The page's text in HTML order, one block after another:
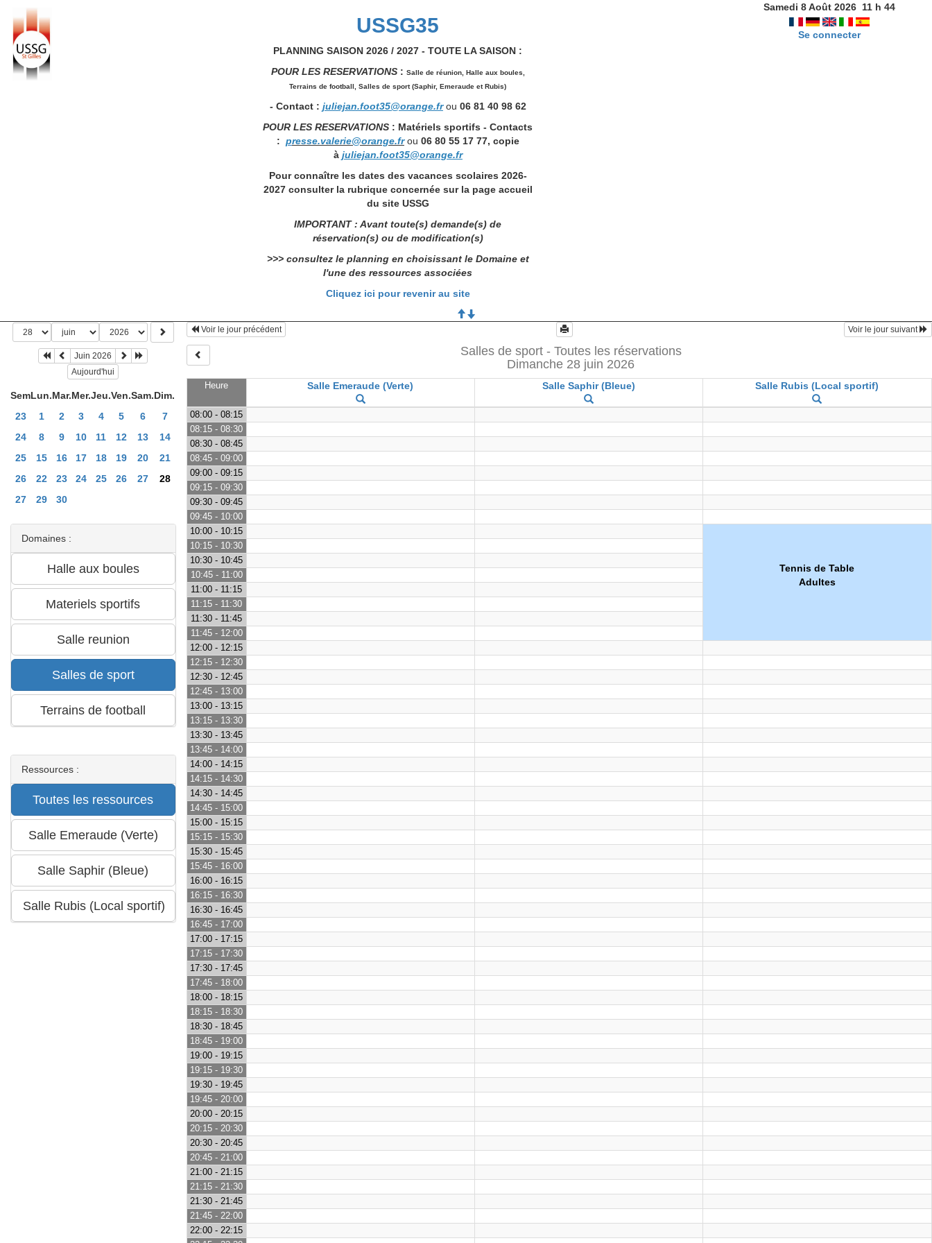
USSG35
PLANNING SAISON 2026 / 2027 - TOUTE LA SAISON :
POUR LES RESERVATIONS: Salle de réunion, Halle aux boules,
Terrains de football, Salles de sport (Saphir, Emeraude et Rubis)
- Contact : juliejan.foot35@orange.frou 06 81 40 98 62
POUR LES RESERVATIONS : Matériels sportifs - Contacts
: presse.valerie@orange.frou 06 80 55 17 77, copie
à juliejan.foot35@orange.fr
Pour connaître les dates des vacances scolaires 2026-
2027 consulter la rubrique concernée sur la page accueil
du site USSG
IMPORTANT : Avant toute(s) demande(s) de
réservation(s) ou de modification(s)
>>> consultez le planning en choisissant le Domaine et
l'une des ressources associées
Cliquez ici pour revenir au site
Samedi 8 Août 2026 11 h44
Se connecter
Juin 2026
Aujourd'hui
SemLun.Mar.Mer.Jeu.Ven.Sam.Dim.
23
1 2 3 4 5 6
7
24
8 9 10 11 12 13
14
25
15 16 17 18 19 20
21
26
22 23 24 25 26 27
28
27
29 30
Domaines :
Ressources :
Voir le jour précédent Voir le jour suivant
Salles de sport - Toutes les réservations
Dimanche 28 juin 2026
Heure Salle Emeraude (Verte) Salle Saphir (Bleue) Salle Rubis (Local sportif)
08:00 - 08:15
08:15 - 08:30
08:30 - 08:45
08:45 - 09:00
09:00 - 09:15
09:15 - 09:30
09:30 - 09:45
09:45 - 10:00
10:00 - 10:15
Tennis de Table
Adultes
10:15 - 10:30
10:30 - 10:45
10:45 - 11:00
11:00 - 11:15
11:15 - 11:30
11:30 - 11:45
11:45 - 12:00
12:00 - 12:15
12:15 - 12:30
12:30 - 12:45
12:45 - 13:00
13:00 - 13:15
13:15 - 13:30
13:30 - 13:45
13:45 - 14:00
14:00 - 14:15
14:15 - 14:30
14:30 - 14:45
14:45 - 15:00
15:00 - 15:15
15:15 - 15:30
15:30 - 15:45
15:45 - 16:00
16:00 - 16:15
16:15 - 16:30
16:30 - 16:45
16:45 - 17:00
17:00 - 17:15
17:15 - 17:30
17:30 - 17:45
17:45 - 18:00
18:00 - 18:15
18:15 - 18:30
18:30 - 18:45
18:45 - 19:00
19:00 - 19:15
19:15 - 19:30
19:30 - 19:45
19:45 - 20:00
20:00 - 20:15
20:15 - 20:30
20:30 - 20:45
20:45 - 21:00
21:00 - 21:15
21:15 - 21:30
21:30 - 21:45
21:45 - 22:00
22:00 - 22:15